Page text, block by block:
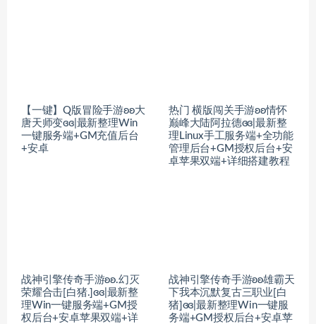
【一键】Q版冒险手游ʚʚ大
唐天师变ɞɞ|最新整理Win
一键服务端+GM充值后台
+安卓
热门 横版闯关手游ʚʚ情怀
巅峰大陆阿拉德ɞɞ|最新整
理Linux手工服务端+全功能
管理后台+GM授权后台+安
卓苹果双端+详细搭建教程
战神引擎传奇手游ʚʚ.幻灭
荣耀合击[白猪.]ɞɞ|最新整
理Win一键服务端+GM授
权后台+安卓苹果双端+详
战神引擎传奇手游ʚʚ雄霸天
下我本沉默复古三职业[白
猪]ɞɞ|最新整理Win一键服
务端+GM授权后台+安卓苹